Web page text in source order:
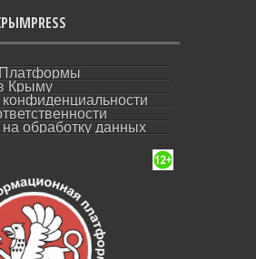
Крыму
конфиденциальности
обработку данных